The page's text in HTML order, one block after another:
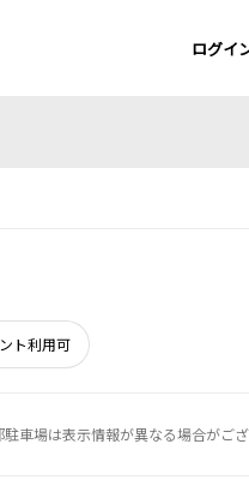
ログイ
ト利用可
車場は表示情報が異なる場合がご